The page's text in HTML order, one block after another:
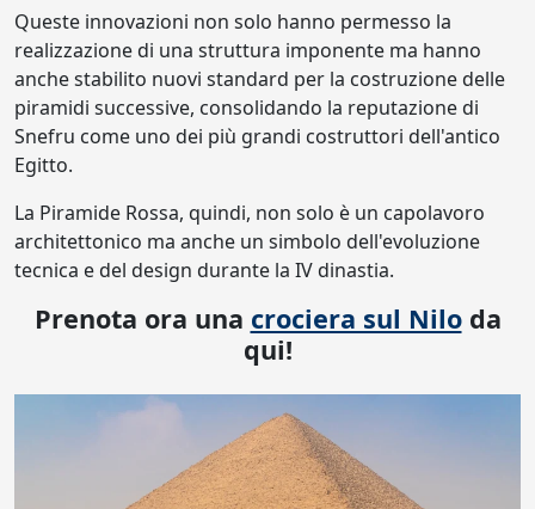
Queste innovazioni non solo hanno permesso la
realizzazione di una struttura imponente ma hanno
anche stabilito nuovi standard per la costruzione delle
piramidi successive, consolidando la reputazione di
Snefru come uno dei più grandi costruttori dell'antico
Egitto.
La Piramide Rossa, quindi, non solo è un capolavoro
architettonico ma anche un simbolo dell'evoluzione
tecnica e del design durante la IV dinastia.
Prenota ora una crociera sul Niloda
qui!